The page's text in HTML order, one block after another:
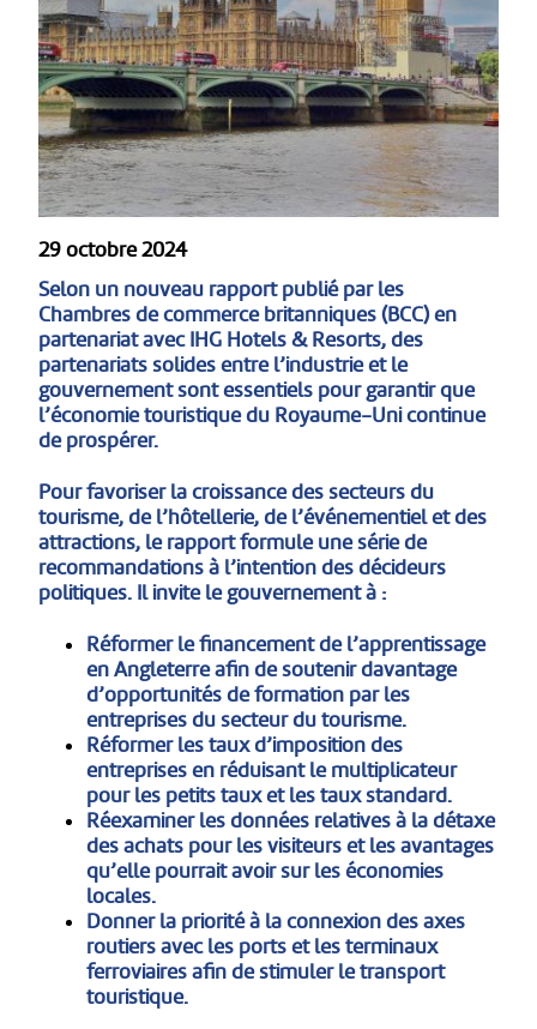
29 octobre 2024
Selon un nouveau rapport publié par les
Chambres de commerce britanniques (BCC) en
partenariat avec IHG Hotels & Resorts, des
partenariats solides entre l’industrie et le
gouvernement sont essentiels pour garantir que
l’économie touristique du Royaume-Uni continue
de prospérer.
Pour favoriser la croissance des secteurs du
tourisme, de l’hôtellerie, de l’événementiel et des
attractions, le rapport formule une série de
recommandations à l’intention des décideurs
politiques. Il invite le gouvernement à :
Réformer le financement de l’apprentissage
en Angleterre afin de soutenir davantage
d’opportunités de formation par les
entreprises du secteur du tourisme.
Réformer les taux d’imposition des
entreprises en réduisant le multiplicateur
pour les petits taux et les taux standard.
Réexaminer les données relatives à la détaxe
des achats pour les visiteurs et les avantages
qu’elle pourrait avoir sur les économies
locales.
Donner la priorité à la connexion des axes
routiers avec les ports et les terminaux
ferroviaires afin de stimuler le transport
touristique.